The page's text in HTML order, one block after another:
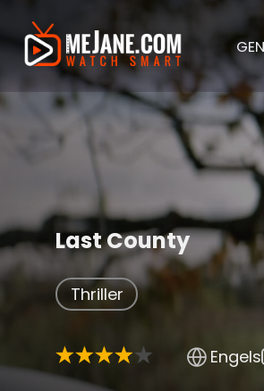
Last County
Thriller
Engels